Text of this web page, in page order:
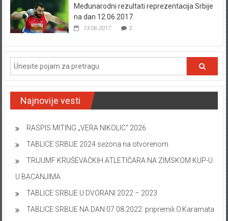
Međunarodni rezultati reprezentacija Srbije
na dan 12.06.2017.
13.06.2017. 2
Najnovije vesti
RASPIS MITING „VERA NIKOLIC“ 2026
TABLICE SRBIJE 2024 sezona na otvorenom
TRIJUMF KRUŠEVAČKIH ATLETIČARA NA ZIMSKOM KUP-U
U BACANJIMA
TABLICE SRBIJE U DVORANI 2022 – 2023
TABLICE SRBIJE NA DAN 07.08.2022. pripremili O.Karamata